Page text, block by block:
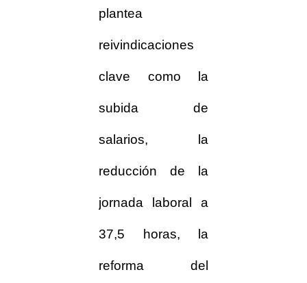
plantea
reivindicaciones
clave como la
subida de
salarios, la
reducción de la
jornada laboral a
37,5 horas, la
reforma del